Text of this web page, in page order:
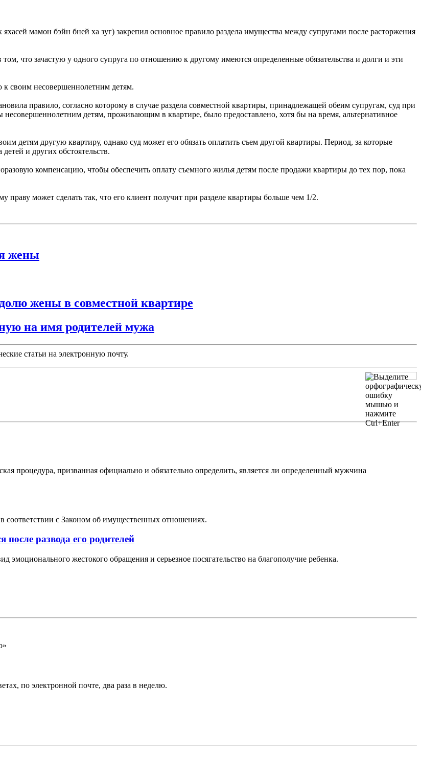
мамон бэйн бней ха зуг) закрепил основное правило раздела имущества между супругами после расторжения
что зачастую у одного супруга по отношению к другому имеются определенные обязательства и долги и эти
к своим несовершеннолетним детям.
правило, согласно которому в случае раздела совместной квартиры, принадлежащей обеим супругам, суд при
детям, проживающим в квартире, было предоставлено, хотя бы на время, альтернативное
детям другую квартиру, однако суд может его обязать оплатить съем другой квартиры. Период, за которые
и других обстоятельств.
компенсацию, чтобы обеспечить оплату съемного жилья детям после продажи квартиры до тех пор, пока
может сделать так, что его клиент получит при разделе квартиры больше чем 1/2.
жены
жены в совместной квартире
на имя родителей мужа
статьи на электронную почту.
процедура, призванная официально и обязательно определить, является ли определенный мужчина
соответствии с Законом об имущественных отношениях.
после развода его родителей
эмоционального жестокого обращения и серьезное посягательство на благополучие ребенка.
по электронной почте, два раза в неделю.